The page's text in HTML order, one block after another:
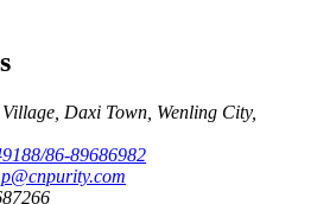
Daxi Town, Wenling City,
86-89686982